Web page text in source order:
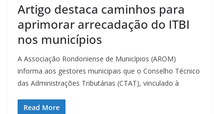
Artigo destaca caminhos para
aprimorar arrecadação do ITBI
nos municípios
A Associação Rondoniense de Municípios (AROM)
informa aos gestores municipais que o Conselho Técnico
das Administrações Tributárias (CTAT), vinculado à
Read More